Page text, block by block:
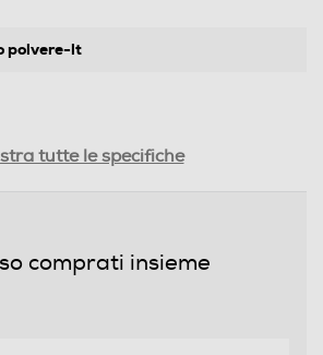
polvere-lt
tutte le specifiche
comprati insieme